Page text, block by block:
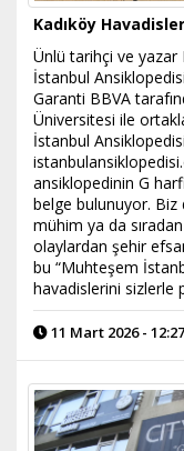
Kadıköy
Ünlü tarihçi ve yazar
İstanbul
Garanti BBVA
Üniversitesi ile
İstanbul
ansiklopedinin G
belge bulunuyor. Biz
mühim ya da
olaylardan şehir
bu “Muhteşem
havadislerini sizlerle
11 Mart 2026 - 12:27